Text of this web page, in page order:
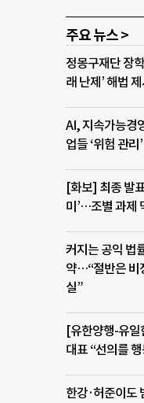
주요 뉴스 >
정몽구재단 장
래 난제’ 해법 제
AI, 지속가능경
업들 ‘위험 관리’
[화보] 최종 발
미’…조별 과제
커지는 공익 법
약…“절반은 비
실”
[유한양행-유
대표 “선의를
한강·허준이도